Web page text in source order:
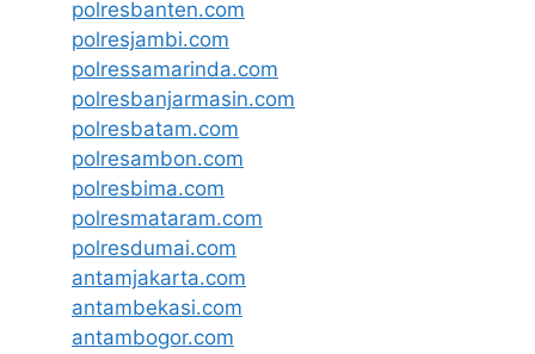
polresbanten.com
polresjambi.com
polressamarinda.com
polresbanjarmasin.com
polresbatam.com
polresambon.com
polresbima.com
polresmataram.com
polresdumai.com
antamjakarta.com
antambekasi.com
antambogor.com